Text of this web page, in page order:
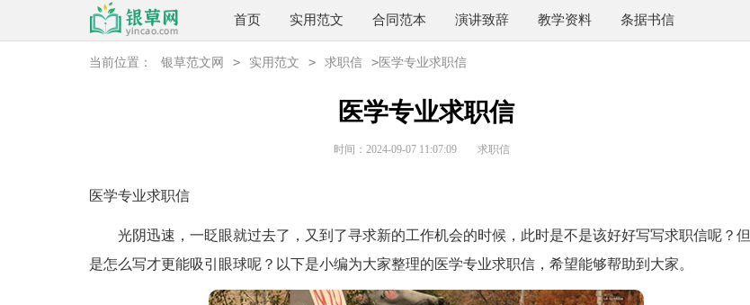
首页 实用范文 合同范本 演讲致辞 教学资料 条据书信
当前位置： 银草范文网 > 实用范文 > 求职信 >医学专业求职信
医学专业求职信
时间：2024-09-07 11:07:09 求职信
医学专业求职信
光阴迅速，一眨眼就过去了，又到了寻求新的工作机会的时候，此时是不是该好好写写求职信呢？但
是怎么写才更能吸引眼球呢？以下是小编为大家整理的医学专业求职信，希望能够帮助到大家。